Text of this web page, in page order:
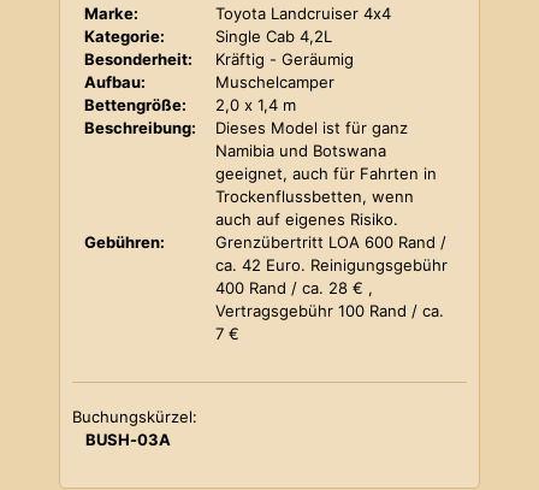
Marke:
Toyota Landcruiser 4x4
Kategorie:
Single Cab 4,2L
Besonderheit:
Kräftig - Geräumig
Aufbau:
Muschelcamper
Bettengröße:
2,0 x 1,4 m
Beschreibung:
Dieses Model ist für ganz
Namibia und Botswana
geeignet, auch für Fahrten in
Trockenflussbetten, wenn
auch auf eigenes Risiko.
Gebühren:
Grenzübertritt LOA 600 Rand /
ca. 42 Euro. Reinigungsgebühr
400 Rand / ca. 28 € ,
Vertragsgebühr 100 Rand / ca.
7 €
Buchungskürzel:
BUSH-03A